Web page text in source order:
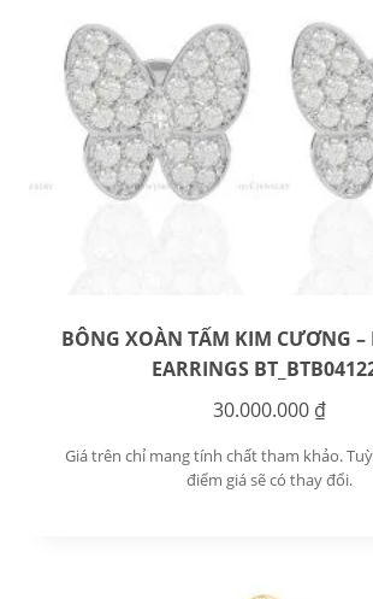
BÔNG XOÀN TẤM KIM CƯƠNG –
EARRINGS
30.000.000 ₫
Giá trên chỉ mang tính chất tham khảo.
điểm giá sẽ có thay đổi.